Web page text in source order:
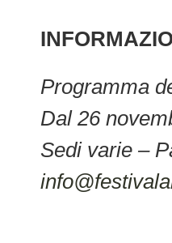
Programma
Dal 26
Sedi varie –